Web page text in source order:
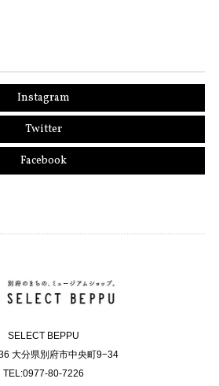
Instagram
Twitter
Facebook
SELECT BEPPU
大分県別府市中央町9−34
TEL:0977-80-7226